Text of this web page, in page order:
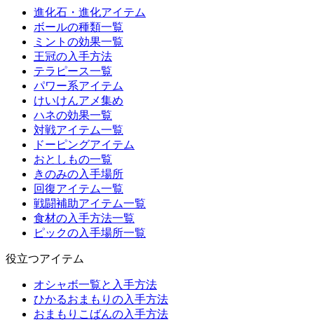
進化石・進化アイテム
ボールの種類一覧
ミントの効果一覧
王冠の入手方法
テラピース一覧
パワー系アイテム
けいけんアメ集め
ハネの効果一覧
対戦アイテム一覧
ドーピングアイテム
おとしもの一覧
きのみの入手場所
回復アイテム一覧
戦闘補助アイテム一覧
食材の入手方法一覧
ピックの入手場所一覧
役立つアイテム
オシャボ一覧と入手方法
ひかるおまもりの入手方法
おまもりこばんの入手方法